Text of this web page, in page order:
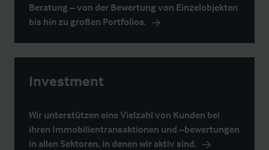
Beratung – von der Bewertung von Einzelobjekten
bis hin zu großen Portfolios.
Investment
Wir unterstützen eine Vielzahl von Kunden bei
ihren Immobilientransaktionen und –bewertungen
in allen Sektoren, in denen wir aktiv sind.